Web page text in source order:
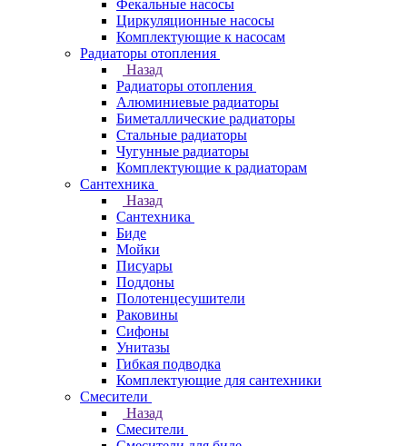
Фекальные насосы
Циркуляционные насосы
Комплектующие к насосам
Радиаторы отопления
Назад
Радиаторы отопления
Алюминиевые радиаторы
Биметаллические радиаторы
Стальные радиаторы
Чугунные радиаторы
Комплектующие к радиаторам
Сантехника
Назад
Сантехника
Биде
Мойки
Писуары
Поддоны
Полотенцесушители
Раковины
Сифоны
Унитазы
Гибкая подводка
Комплектующие для сантехники
Смесители
Назад
Смесители